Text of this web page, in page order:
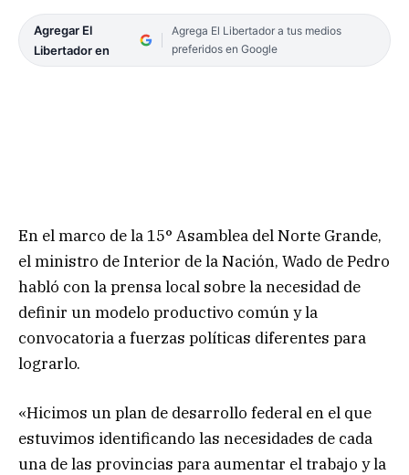
Agregar El
Libertador en
Agrega El Libertador a tus medios
preferidos en Google
En el marco de la 15° Asamblea del Norte Grande,
el ministro de Interior de la Nación, Wado de Pedro
habló con la prensa local sobre la necesidad de
definir un modelo productivo común y la
convocatoria a fuerzas políticas diferentes para
lograrlo.
«Hicimos un plan de desarrollo federal en el que
estuvimos identificando las necesidades de cada
una de las provincias para aumentar el trabajo y la